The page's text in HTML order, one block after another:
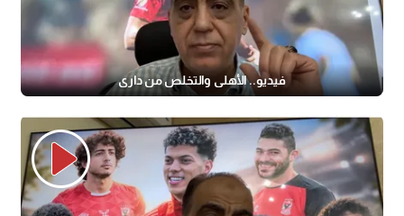
فيديو.. الأهلي والتخلص من داري